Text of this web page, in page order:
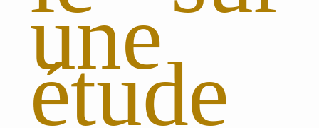
une
étude